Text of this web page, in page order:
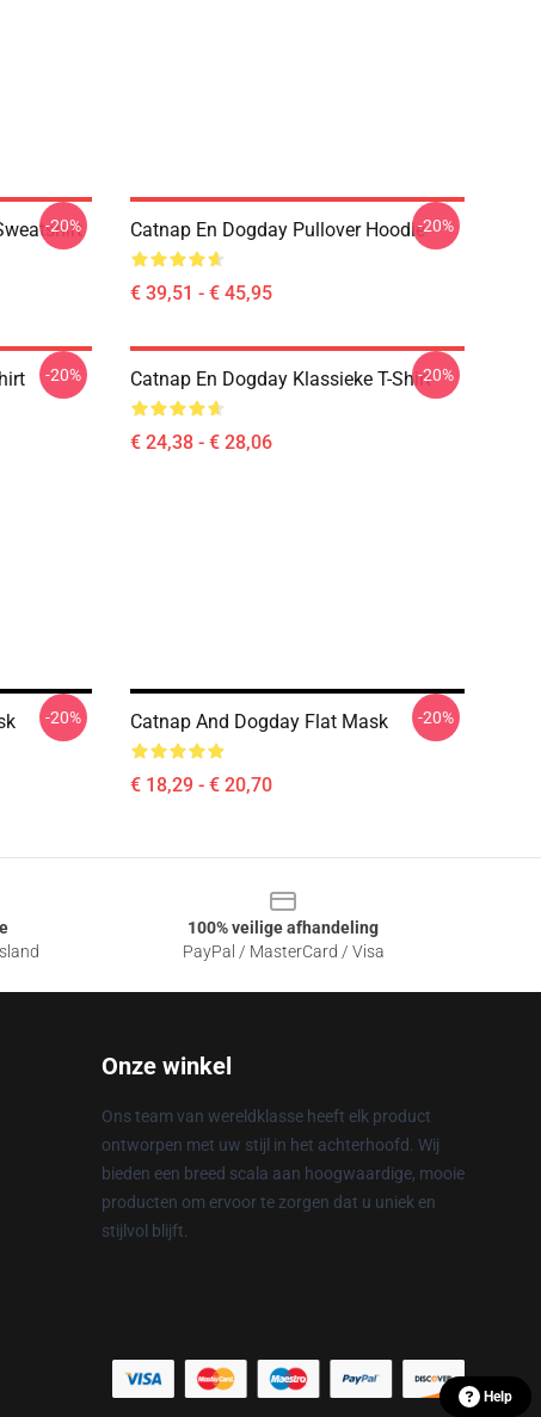
-20% Catnap En Dogday Pullover Hoodie
€ 39,51 - € 45,95
-20%
-20% Catnap En Dogday Klassieke T-Shirt
€ 24,38 - € 28,06
-20%
-20% Catnap And Dogday Flat Mask
€ 18,29 - € 20,70
-20%
100% veilige afhandeling
PayPal / MasterCard / Visa
Onze winkel
Ons team van wereldklasse heeft elk product
ontworpen met uw stijl in het achterhoofd. Wij
bieden een breed scala aan hoogwaardige, mooie
producten om ervoor te zorgen dat u uniek en
stijlvol blijft.
Help